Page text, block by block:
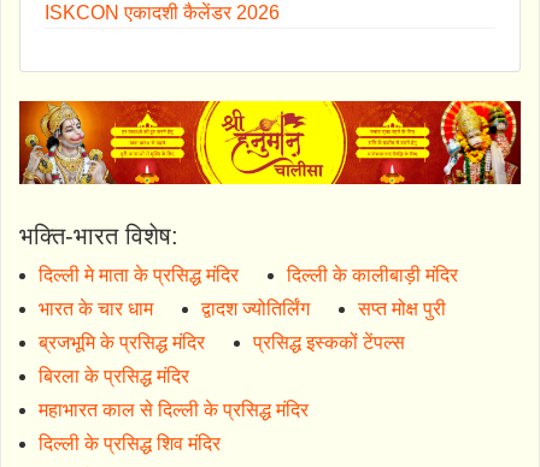
ISKCON एकादशी कैलेंडर 2026
भक्ति-भारत विशेष:
दिल्ली मे माता के प्रसिद्ध मंदिर
दिल्ली के कालीबाड़ी मंदिर
भारत के चार धाम
द्वादश ज्योतिर्लिंग
सप्त मोक्ष पुरी
ब्रजभूमि के प्रसिद्ध मंदिर
प्रसिद्ध इस्ककों टेंपल्स
बिरला के प्रसिद्ध मंदिर
महाभारत काल से दिल्ली के प्रसिद्ध मंदिर
दिल्ली के प्रसिद्ध शिव मंदिर